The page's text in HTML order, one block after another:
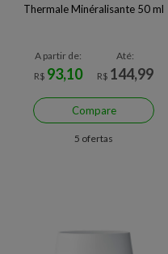
Thermale Minéralisante 50 ml
A partir de:
R$ 93,10
Até:
R$ 144,99
Compare
5 ofertas